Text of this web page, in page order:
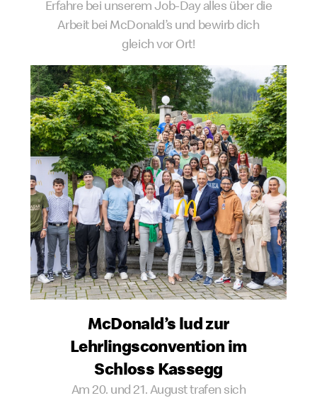
Erfahre bei unserem Job-Day alles über die
Arbeit bei McDonald’s und bewirb dich
gleich vor Ort!
McDonald’s lud zur
Lehrlingsconvention im
Schloss Kassegg
Am 20. und 21. August trafen sich